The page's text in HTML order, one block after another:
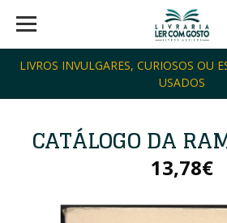
LIVROS INVULGARES, CURIOSOS OU
USADOS
CATÁLOGO DA
13,78€